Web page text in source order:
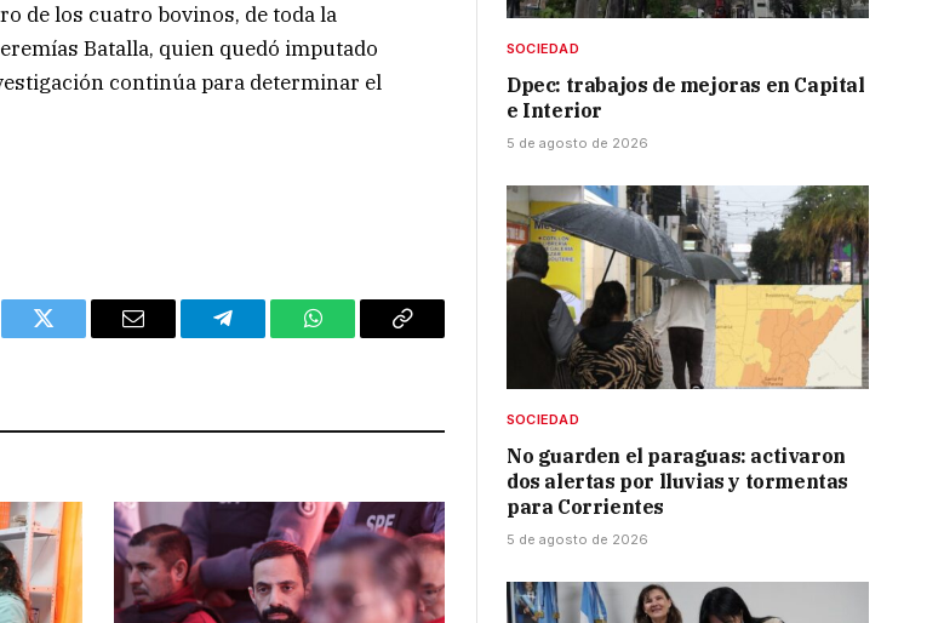
de los cuatro bovinos, de toda la
Batalla, quien quedó imputado
continúa para determinar el
Twitter Email Telegram WhatsAppCopy
SOCIEDAD
Dpec: trabajos de mejoras en Capital
e Interior
5 de agosto de 2026
SOCIEDAD
No guarden el paraguas: activaron
dos alertas por lluvias y tormentas
para Corrientes
5 de agosto de 2026